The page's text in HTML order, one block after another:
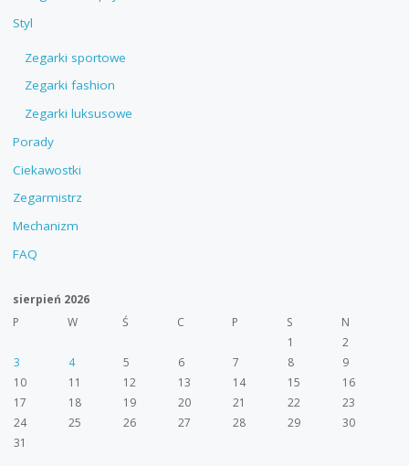
Styl
Zegarki sportowe
Zegarki fashion
Zegarki luksusowe
Porady
Ciekawostki
Zegarmistrz
Mechanizm
FAQ
sierpień 2026
P
W Ś C P S
N
1
2
3
4 5 6 7 8
9
10
11 12 13 14 15
16
17
18 19 20 21 22
23
24
25 26 27 28 29
30
31